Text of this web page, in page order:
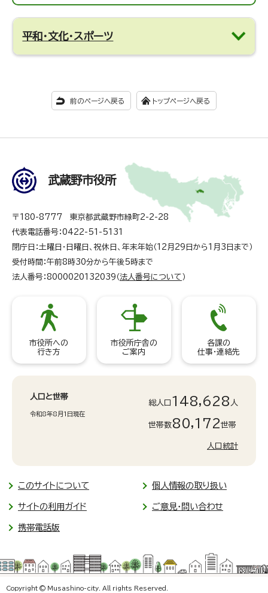
平和・文化・スポーツ
前のページへ戻る トップページへ戻る
武蔵野市役所
〒180-8777 東京都武蔵野市緑町2-2-28
代表電話番号：0422-51-5131
閉庁日：土曜日・日曜日、祝休日、年末年始（12月29日から1月3日まで）
受付時間：午前8時30分から午後5時まで
法人番号：8000020132039（法人番号について ）
市役所への
行き方
市役所庁舎の
ご案内
各課の
仕事・連絡先
人口と世帯
令和8年8月1日現在
総人口 148,628 人
世帯数80,172世帯
人口統計
このサイトについて 個人情報の取り扱い
サイトの利用ガイド ご意見・問い合わせ
携帯電話版
Copyright © Musashino-city. All rights Reserved.